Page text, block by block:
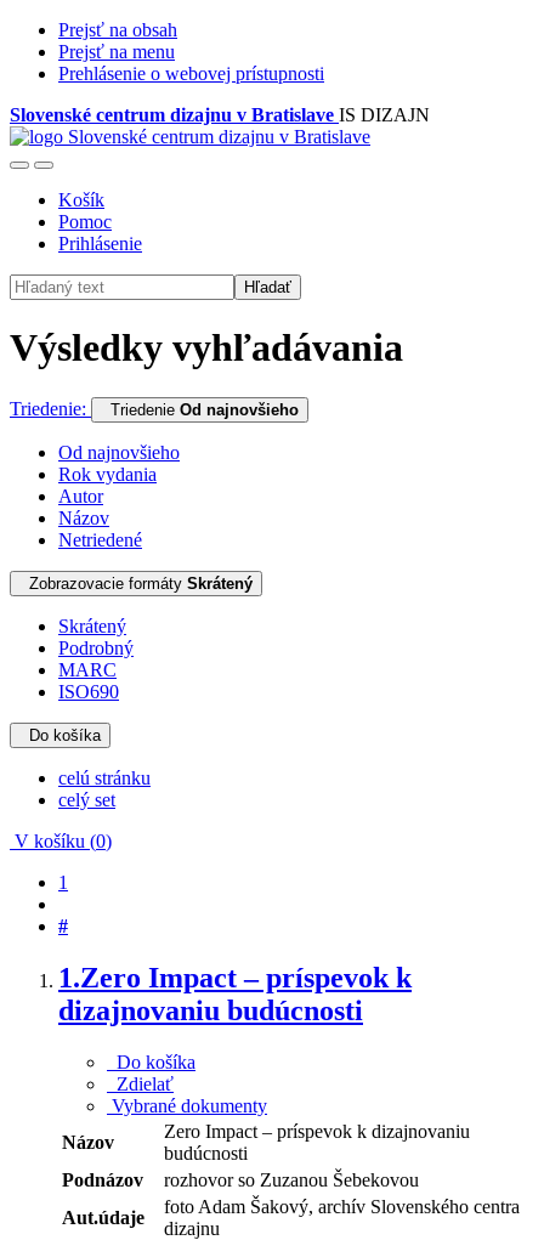
Prejsť na obsah
Prejsť na menu
Prehlásenie o webovej prístupnosti
Slovenské centrum dizajnu v Bratislave IS DIZAJN
Košík
Pomoc
Prihlásenie
Hľadať
Výsledky vyhľadávania
Triedenie: Triedenie Od najnovšieho
Od najnovšieho
Rok vydania
Autor
Názov
Netriedené
Zobrazovacie formáty Skrátený
Skrátený
Podrobný
MARC
ISO690
Do košíka
celú stránku
celý set
V košíku (0)
1
#
1.Zero Impact – príspevok k
dizajnovaniu budúcnosti
Do košíka
Zdielať
Vybrané dokumenty
Názov
Zero Impact – príspevok k dizajnovaniu
budúcnosti
Podnázov
rozhovor so Zuzanou Šebekovou
Aut.údaje
foto Adam Šakový, archív Slovenského centra
dizajnu